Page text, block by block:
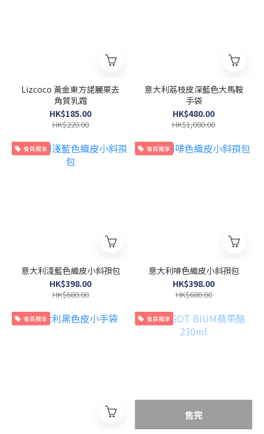
Lizcoco 黃金東方諾麗果去
角質乳霜
HK$185.00
HK$220.00
意大利荔枝皮深藍色大馬鞍
手袋
HK$480.00
HK$1,080.00
會員獨享
意大利淺藍色織皮小斜孭包
HK$398.00
HK$680.00
會員獨享
意大利啡色織皮小斜孭包
HK$398.00
HK$680.00
會員獨享 會員獨享
售完